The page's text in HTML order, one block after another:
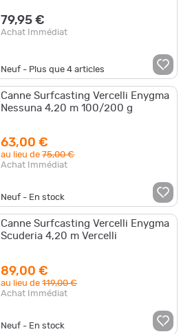
79,95 €
Achat Immédiat
Neuf - Plus que4 articles
Canne Surfcasting Vercelli Enygma
Nessuna 4,20 m 100/200 g
63,00 €
au lieu de75,00 €
Achat Immédiat
Neuf - En stock
Canne Surfcasting Vercelli Enygma
Scuderia 4,20 m Vercelli
89,00 €
au lieu de119,00 €
Achat Immédiat
Neuf - En stock